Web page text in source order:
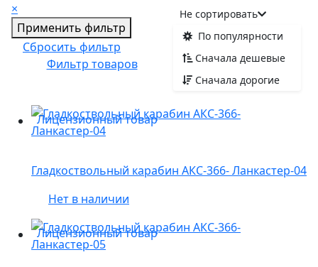
×
Применить фильтр
Сбросить фильтр
Фильтр товаров
Не сортировать
По популярности
Сначала дешевые
Сначала дорогие
Лицензионный товар
Гладкоствольный карабин АКС-366- Ланкастер-04
Нет в наличии
Лицензионный товар